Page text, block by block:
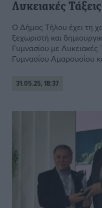
Λυκειακές
Ο Δήμος Τήλου έχει τη
ξεχωριστή και
Γυμνασίου με Λυκειακές
Γυμνασίου Αμαρουσίου
31.05.25, 18:37